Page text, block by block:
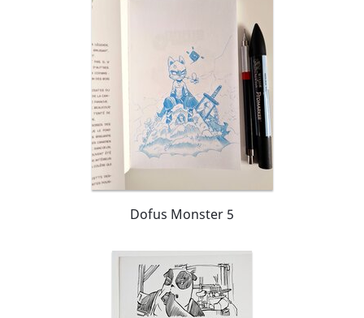
Dofus Monster 5